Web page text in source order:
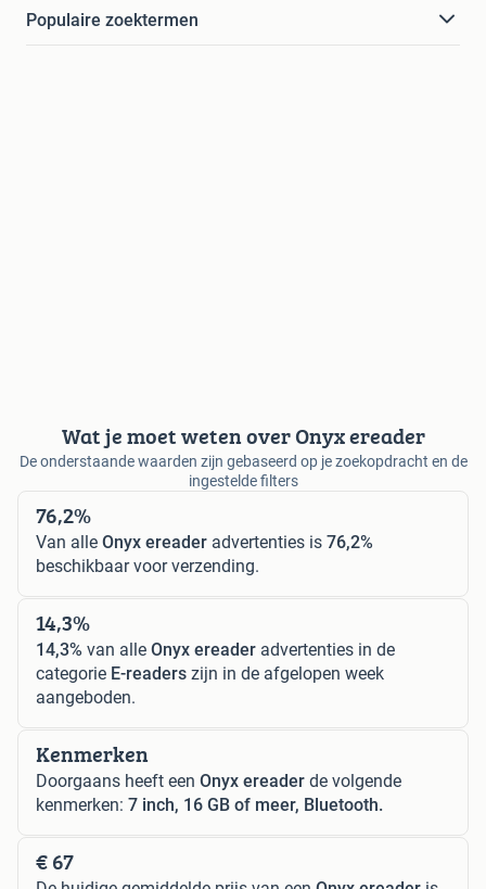
Populaire zoektermen
Wat je moet weten over Onyx ereader
De onderstaande waarden zijn gebaseerd op je zoekopdracht en de
ingestelde filters
76,2%
Van alle Onyx ereader advertenties is 76,2%
beschikbaar voor verzending.
14,3%
14,3% van alle Onyx ereader advertenties in de
categorie E-readers zijn in de afgelopen week
aangeboden.
Kenmerken
Doorgaans heeft een Onyx ereader de volgende
kenmerken: 7 inch, 16 GB of meer, Bluetooth.
€ 67